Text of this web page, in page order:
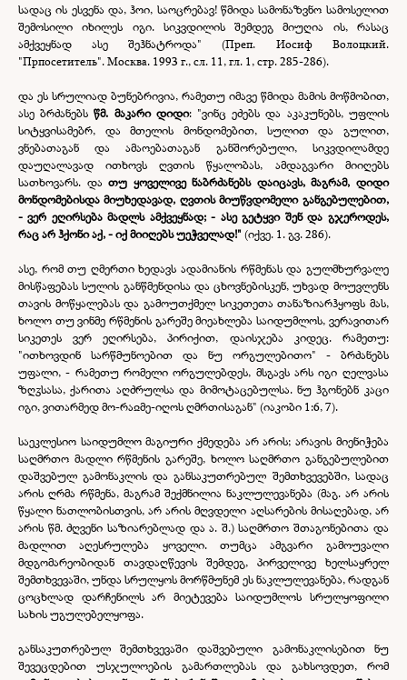
სადაც ის ესვენა და, ჰოი, საოცრებავ! წმიდა სამონაზვნო სამოსელით
შემოსილი იხილეს იგი. სიკვდილის შემდეგ მიუღია ის, რასაც
ამქვეყნად ასე შეჰნატროდა" (Преп. Иосиф Волоцкий.
"Прпосетитель". Москва. 1993 г., сл. 11, гл. 1, стр. 285-286).
და ეს სრულიად ბუნებრივია, რამეთუ იმავე წმიდა მამის მოწმობით,
ასე ბრძანებსწმ. მაკარი დიდი: "ვინც ეძებს და აკაკუნებს, უფლის
სიტყვისამებრ, და მთელის მონდომებით, სულით და გულით,
ვნებათაგან და ამაოებათაგან განშორებული, სიკვდილამდე
დაუღალავად ითხოვს ღვთის წყალობას, ამდაგვარი მიიღებს
სათხოვარს. დათუ ყოველივე ნაბრძანებს დაიცავს, მაგრამ, დიდი
მონდომებისდა მიუხედავად, ღვთის მიუწვდომელი განგებულებით,
- ვერ ეღირსება მადლს ამქვეყნად; - ასე გეტყვი შენ და გჯეროდეს,
რაც არ ჰქონი აქ, -იქ მიიღებს უეჭველად!" (იქვე. 1. გვ. 286).
ასე, რომ თუ ღმერთი ხედავს ადამიანის რწმენას და გულმხურვალე
მისწაფებას სულის განწმენდისა და ცხოვნებისკენ, უხვად მოუვლენს
თავის მოწყალებას და გამოუთქმელ სიკეთეთა თანაზიარჰყოფს მას,
ხოლო თუ ვინმე რწმენის გარეშე მიეახლება საიდუმლოს, ვერავითარ
სიკეთეს ვერ ეღირსება, პირიქით, დაისჯება კიდეც. რამეთუ:
"ითხოვდინ სარწმუნოებით და ნუ ორგულებითო" -ბრძანებს
უფალი, - რამეთუ რომელი ორგულებდეს, მსგავს არს იგი ღელვასა
ზღჳსასა, ქარითა აღძრულსა და მიმოტაცებულსა. ნუ ჰგონებნ კაცი
იგი, ვითარმედ მო-რაჲმე-იღოს ღმრთისაგან" (იაკობი 1:6, 7).
საეკლესიო საიდუმლო მაგიური ქმედება არ არის; არავის მიენიჭება
საღმრთო მადლი რწმენის გარეშე, ხოლო საღმრთო განგებულებით
დაშვებულ გამონაკლის და განსაკუთრებულ შემთხვევებში, სადაც
არის ღრმა რწმენა, მაგრამ შექმნილია ნაკლულევანება (მაგ. არ არის
წყალი ნათლობისთვის, არ არის მღვდელი აღსარების მისაღებად, არ
არის წმ. ძღვენი საზიარებლად და ა. შ.) საღმრთო შთაგონებითა და
მადლით აღესრულება ყოველი. თუმცა ამგვარი გამოუვალი
მდგომარეობიდან თავდაღწევის შემდეგ, პირველივე ხელსაყრელ
შემთხვევაში, უნდა სრულყოს მორწმუნემ ეს ნაკლულევანება, რადგან
ცოცხლად დარჩენილს არ მიეტევება საიდუმლოს სრულყოფილი
სახის უგულებელყოფა.
განსაკუთრებულ შემთხვევაში დაშვებული გამონაკლისებით ნუ
შევეცდებით უსჯულოების გამართლებას და გახსოვდეთ, რომ